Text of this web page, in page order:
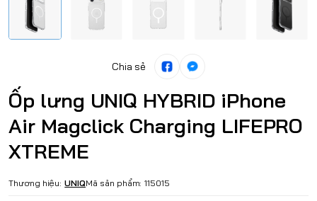
Chia sẻ
Ốp lưng UNIQ HYBRID iPhone
Air Magclick Charging LIFEPRO
XTREME
Thương hiệu: UNIQMã sản phẩm: 115015